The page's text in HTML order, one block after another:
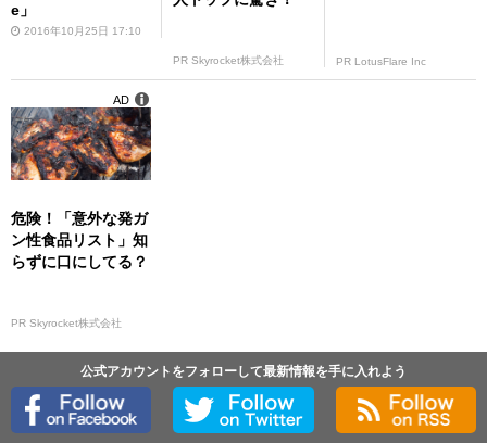
e」
2016年10月25日 17:10
PR Skyrocket株式会社 PR LotusFlare Inc
危険！「意外な発ガ
ン性食品リスト」知
らずに口にしてる？
PR Skyrocket株式会社
AD
公式アカウントをフォローして最新情報を手に入れよう